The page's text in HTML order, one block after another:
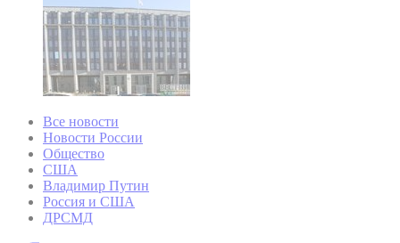
Все новости
Новости России
Общество
США
Владимир Путин
Россия и США
ДРСМД